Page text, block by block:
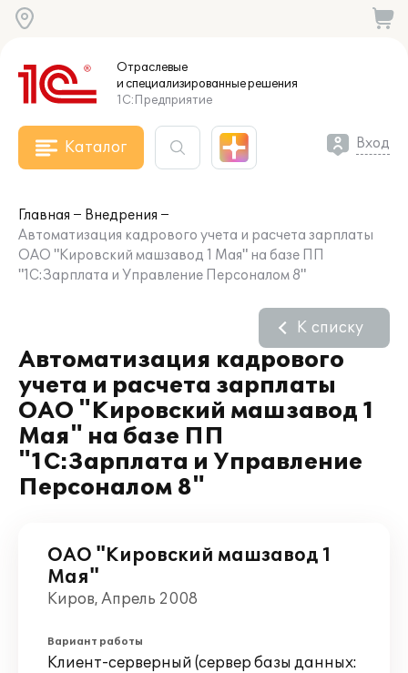
Отраслевые
и специализированныерешения
1С:Предприятие
Каталог Вход
Главная
Внедрения
Автоматизация кадрового учета и расчета зарплаты
ОАО "Кировский машзавод 1 Мая" на базе ПП
"1С:Зарплата и Управление Персоналом 8"
Автоматизация кадрового
учета и расчета зарплаты
ОАО "Кировский машзавод 1
Мая" на базе ПП
"1С:Зарплата и Управление
Персоналом 8"
К списку
ОАО "Кировский машзавод 1
Мая"
Киров, Апрель 2008
Вариант работы
Клиент-серверный (сервер базы данных: